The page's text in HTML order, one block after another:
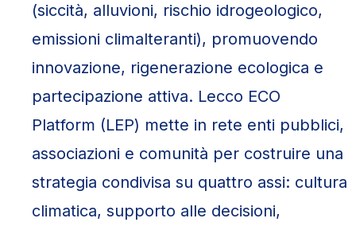
(siccità, alluvioni, rischio idrogeologico,
emissioni climalteranti), promuovendo
innovazione, rigenerazione ecologica e
partecipazione attiva. Lecco ECO
Platform (LEP) mette in rete enti pubblici,
associazioni e comunità per costruire una
strategia condivisa su quattro assi: cultura
climatica, supporto alle decisioni,